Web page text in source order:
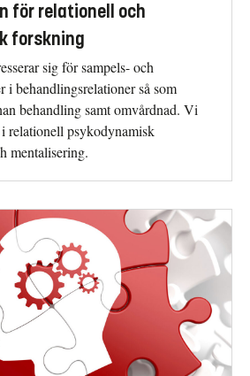
för relationell och
forskning
sig för sampels- och
i behandlingsrelationer så som
behandling samt omvårdnad. Vi
relationell psykodynamisk
mentalisering.